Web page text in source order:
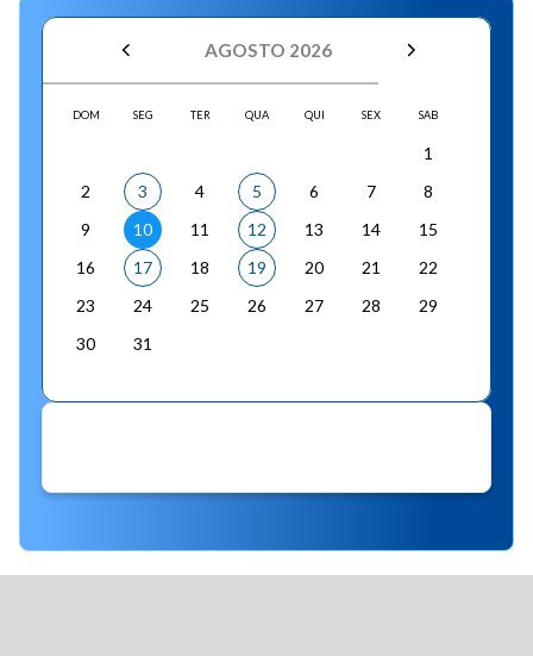
AGOSTO 2026
DOM SEG TER QUA QUI SEX SAB
1
2
3 4 5 6 7
8
9
10 11 12 13 14
15
16
17 18 19 20 21
22
23
24 25 26 27 28
29
30
31